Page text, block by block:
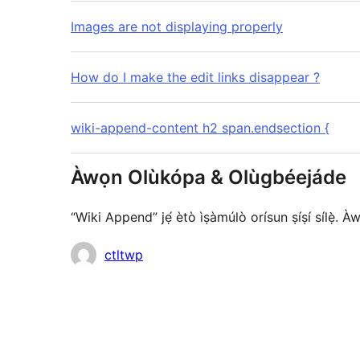
Images are not displaying properly
How do I make the edit links disappear ?
wiki-append-content h2 span.endsection {
Àwọn Olùkópa & Olùgbéejáde
“Wiki Append” jẹ́ ètò ìṣàmúlò orísun ṣíṣí sílẹ̀.
Àwọn ctltwp